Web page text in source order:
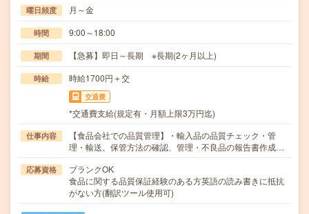
曜日頻度 月～金
時間 9:00～18:00
期間 【急募】即日～長期 ※長期(2ヶ月以上)
時給 時給1700円＋交
交通費
*交通費支給(規定有・月額上限3万円迄)
仕事内容
【食品会社での品質管理】・輸入品の品質チェック・管
理・輸送、保管方法の確認、管理・不良品の報告書作成…
応募資格
ブランクOK
食品に関する品質保証経験のある方英語の読み書きに抵抗
がない方(翻訳ツール使用可)